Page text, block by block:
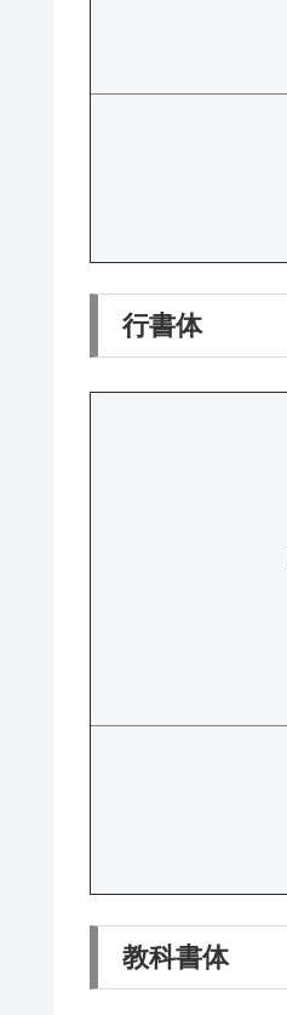
行書体
教科書体